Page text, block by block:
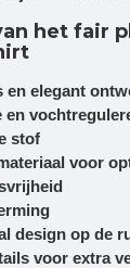
het fair
en elegant
en
stof
voor
design op de
voor extra